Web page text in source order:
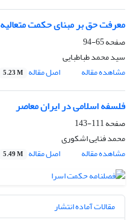
معرفت حق بر مبنای حکمت متعالیه
صفحه65-94
سید محمد طباطبایی
مشاهده مقاله
اصل مقاله 5.23 M
فلسفه اسلامی در ایران معاصر
صفحه111-143
محمد فنایی اشکوری
مشاهده مقاله
اصل مقاله 5.49 M
مقالات آماده انتشار